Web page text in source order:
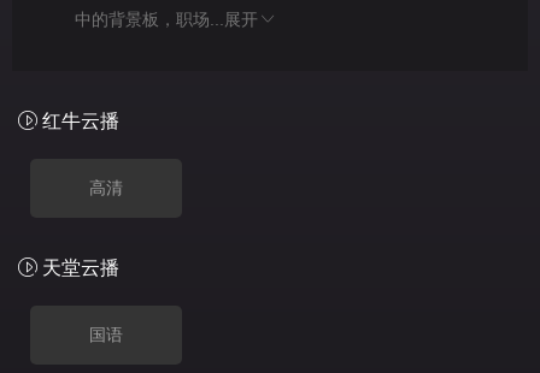
中的背景板，职场...
展开
红牛云播
高清
天堂云播
国语